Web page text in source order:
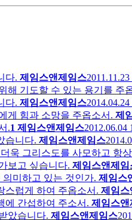
다. 제임스앤제임스2011.11.23
해 기도할 수 있는 용기를 주
다. 제임스앤제임스2014.04.24
게 힘과 소망을 주옵소서. 제
.1 제임스앤제임스2012.06.04
습니다. 제임스앤제임스
욱 그리스도를 사모하고 항
보고 싶습니다. 제임스앤제임
미하고 있는 것인가. 제임스
스럽게 하여 주옵소서. 제임스
에 간섭하여 주소서. 제임스앤
았습니다. 제임스앤제임스